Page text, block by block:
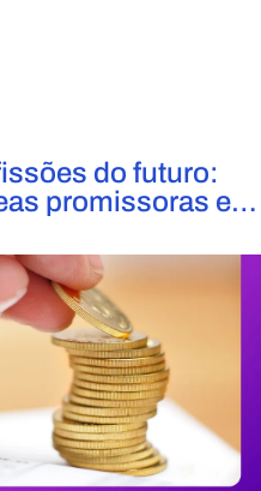
do futuro:
promissoras e